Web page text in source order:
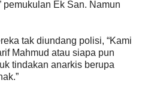
pemukulan Ek San. Namun
tak diundang polisi, “Kami
Mahmud atau siapa pun
tindakan anarkis berupa